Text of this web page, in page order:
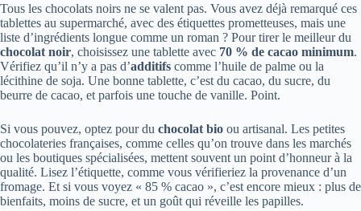
Tous les chocolats noirs ne se valent pas. Vous avez déjà remarqué ces
tablettes au supermarché, avec des étiquettes prometteuses, mais une
liste d’ingrédients longue comme un roman ? Pour tirer le meilleur du
chocolat noir, choisissez une tablette avec 70 % de cacao minimum.
Vérifiez qu’il n’y a pas d’additifs comme l’huile de palme ou la
lécithine de soja. Une bonne tablette, c’est du cacao, du sucre, du
beurre de cacao, et parfois une touche de vanille. Point.
Si vous pouvez, optez pour du chocolat bio ou artisanal. Les petites
chocolateries françaises, comme celles qu’on trouve dans les marchés
ou les boutiques spécialisées, mettent souvent un point d’honneur à la
qualité. Lisez l’étiquette, comme vous vérifieriez la provenance d’un
fromage. Et si vous voyez « 85 % cacao », c’est encore mieux : plus de
bienfaits, moins de sucre, et un goût qui réveille les papilles.